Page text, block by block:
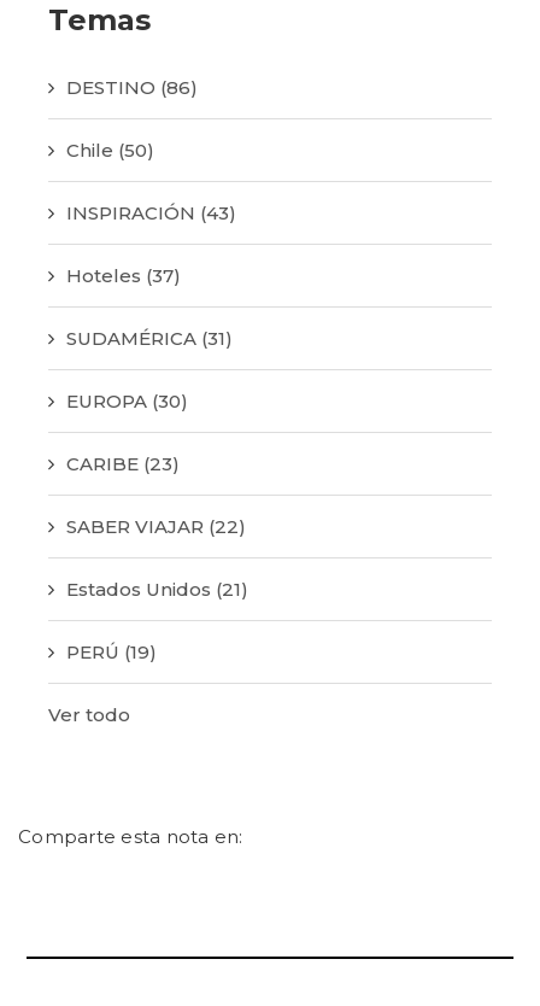
Temas
DESTINO (86)
Chile (50)
INSPIRACIÓN (43)
Hoteles (37)
SUDAMÉRICA (31)
EUROPA (30)
CARIBE (23)
SABER VIAJAR (22)
Estados Unidos (21)
PERÚ (19)
Ver todo
Comparte esta nota en: